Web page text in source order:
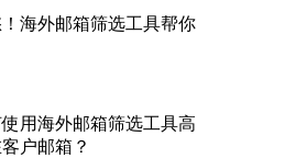
海外邮箱筛选工具帮你
用海外邮箱筛选工具高
户邮箱？